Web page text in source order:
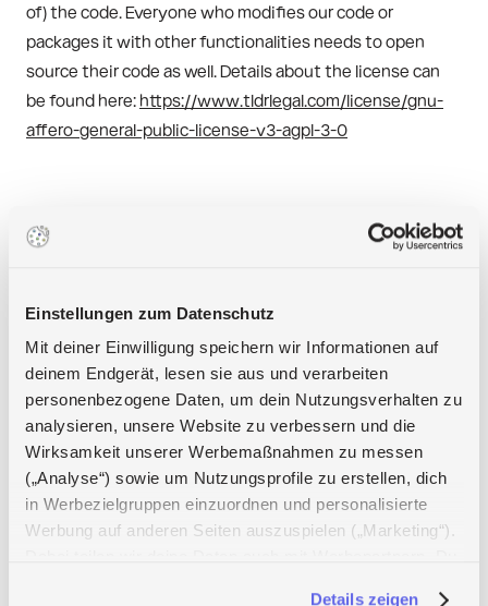
Einstellungen zum Datenschutz
Mit deiner Einwilligung speichern wir Informationen auf
deinem Endgerät, lesen sie aus und verarbeiten
personenbezogene Daten, um dein Nutzungsverhalten zu
analysieren, unsere Website zu verbessern und die
Wirksamkeit unserer Werbemaßnahmen zu messen
(„Analyse“) sowie um Nutzungsprofile zu erstellen, dich
in Werbezielgruppen einzuordnen und personalisierte
Werbung auf anderen Seiten auszuspielen („Marketing“).
Details zeigen
of) the code. Everyone who modifies our code or
packages it with other functionalities needs to open
source their code as well. Details about the license can
be found here: https://www.tldrlegal.com/license/gnu-
affero-general-public-license-v3-agpl-3-0
Help Center